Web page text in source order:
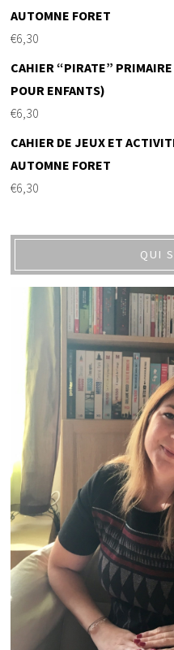
AUTOMNE FORET
€6,30
CAHIER “PIRATE”
POUR ENFANTS)
€6,30
CAHIER DE JEUX ET
AUTOMNE FORET
€6,30
QUI